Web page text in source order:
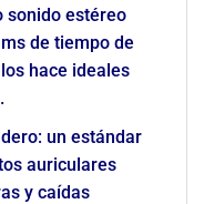
sonido estéreo
de tiempo de
hace ideales
un estándar
auriculares
y caídas